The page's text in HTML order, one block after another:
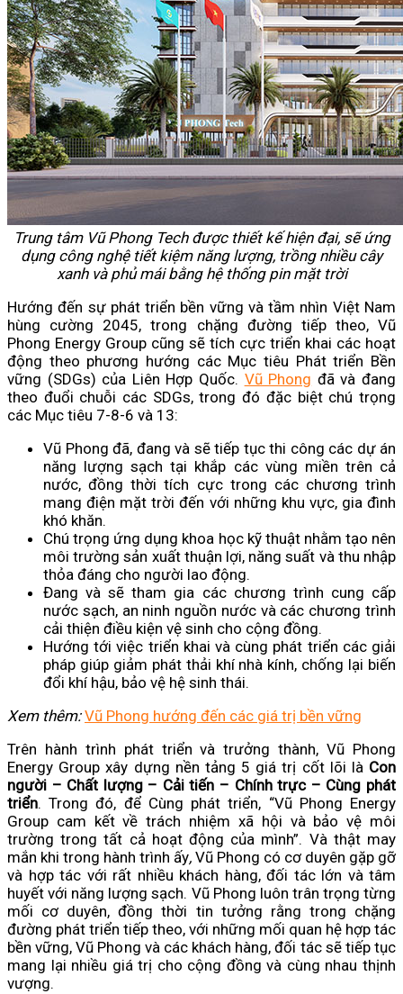
Trung tâm Vũ Phong Tech được thiết kế hiện đại, sẽ ứng
dụng công nghệ tiết kiệm năng lượng, trồng nhiều cây
xanh và phủ mái bằng hệ thống pin mặt trời
Hướng đến sự phát triển bền vững và tầm nhìn Việt Nam
hùng cường 2045, trong chặng đường tiếp theo, Vũ
Phong Energy Group cũng sẽ tích cực triển khai các hoạt
động theo phương hướng các Mục tiêu Phát triển Bền
vững (SDGs) của Liên Hợp Quốc. Vũ Phong đã và đang
theo đuổi chuỗi các SDGs, trong đó đặc biệt chú trọng
các Mục tiêu 7-8-6 và 13:
Vũ Phong đã, đang và sẽ tiếp tục thi công các dự án
năng lượng sạch tại khắp các vùng miền trên cả
nước, đồng thời tích cực trong các chương trình
mang điện mặt trời đến với những khu vực, gia đình
khó khăn.
Chú trọng ứng dụng khoa học kỹ thuật nhằm tạo nên
môi trường sản xuất thuận lợi, năng suất và thu nhập
thỏa đáng cho người lao động.
Đang và sẽ tham gia các chương trình cung cấp
nước sạch, an ninh nguồn nước và các chương trình
cải thiện điều kiện vệ sinh cho cộng đồng.
Hướng tới việc triển khai và cùng phát triển các giải
pháp giúp giảm phát thải khí nhà kính, chống lại biến
đổi khí hậu, bảo vệ hệ sinh thái.
Xem thêm: Vũ Phong hướng đến các giá trị bền vững
Trên hành trình phát triển và trưởng thành, Vũ Phong
Energy Group xây dựng nền tảng 5 giá trị cốt lõi là Con
người – Chất lượng – Cải tiến – Chính trực – Cùng phát
triển. Trong đó, để Cùng phát triển, “Vũ Phong Energy
Group cam kết về trách nhiệm xã hội và bảo vệ môi
trường trong tất cả hoạt động của mình”. Và thật may
mắn khi trong hành trình ấy, Vũ Phong có cơ duyên gặp gỡ
và hợp tác với rất nhiều khách hàng, đối tác lớn và tâm
huyết với năng lượng sạch. Vũ Phong luôn trân trọng từng
mối cơ duyên, đồng thời tin tưởng rằng trong chặng
đường phát triển tiếp theo, với những mối quan hệ hợp tác
bền vững, Vũ Phong và các khách hàng, đối tác sẽ tiếp tục
mang lại nhiều giá trị cho cộng đồng và cùng nhau thịnh
vượng.